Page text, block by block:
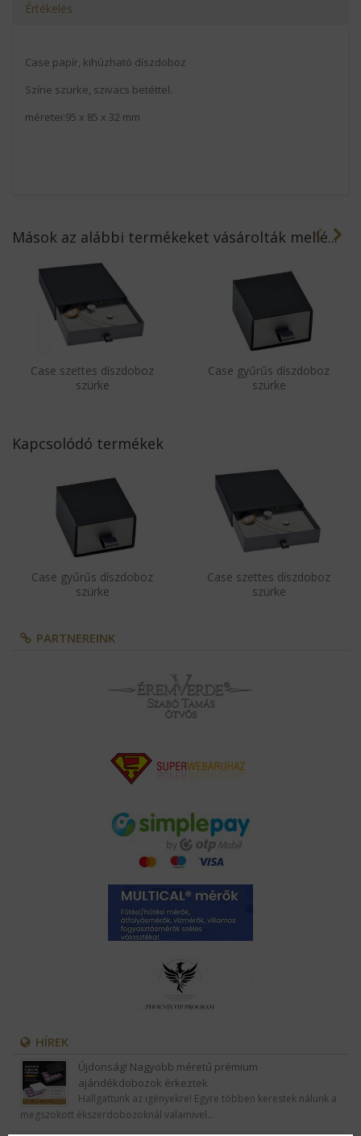
Értékelés
Case papír, kihúzható díszdoboz
Színe szürke, szivacs betéttel.
méretei:95 x 85 x 32 mm
Mások az alábbi termékeket vásárolták mellé...
Case szettes díszdoboz
szürke
Case gyűrűs díszdoboz
szürke
Kapcsolódó termékek
Case gyűrűs díszdoboz
szürke
Case szettes díszdoboz
szürke
PARTNEREINK
HÍREK
Újdonság! Nagyobb méretű prémium
ajándékdobozok érkeztek
Hallgattunk az igényekre! Egyre többen kerestek nálunk a
megszokott ékszerdobozoknál valamivel…